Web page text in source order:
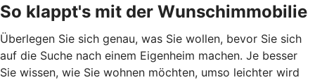
So klappt's mit der Wunschimmobilie
Überlegen Sie sich genau, was Sie wollen, bevor Sie sich
auf die Suche nach einem Eigenheim machen. Je besser
Sie wissen, wie Sie wohnen möchten, umso leichter wird